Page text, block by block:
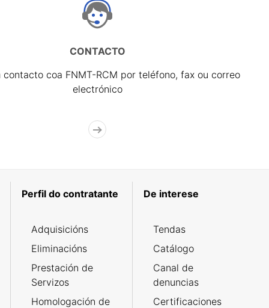
CONTACTO
contacto coa FNMT-RCM por teléfono, fax ou correo
electrónico
Perfil do contratante
Adquisicións
Eliminacións
Prestación de
Servizos
Homologación de
De interese
Tendas
Catálogo
Canal de
denuncias
Certificaciones